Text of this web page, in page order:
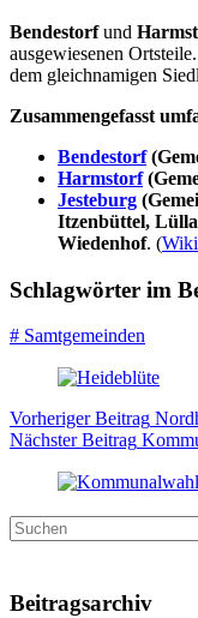
Bendestorfund
ausgewiesenen
dem gleichnamigen
Zusammengefasst
Bendestorf
Harmstorf
Jesteburg
Itzenbüttel,
Wiedenhof. (
Schlagwörter im
# Samtgemeinden
VorherigerBeitrag
NächsterBeitrag
Ergebnisse
Beitragsarchiv